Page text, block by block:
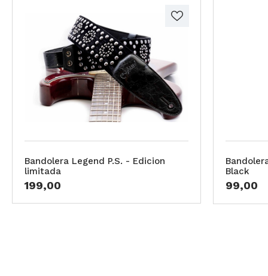
Bandolera Legend P.S. - Edicion
limitada
199,00
Black
99,00